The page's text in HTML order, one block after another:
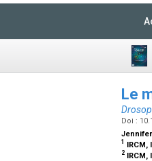
Le
Doi :
1
2